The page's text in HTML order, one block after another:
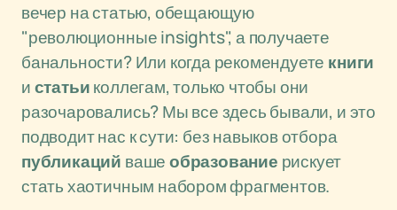
вечер на статью, обещающую
"революционные insights", а получаете
банальности? Или когда рекомендуете книги
истатьиколлегам, только чтобы они
разочаровались? Мы все здесь бывали, и это
подводит нас к сути: без навыков отбора
публикаций вашеобразование рискует
стать хаотичным набором фрагментов.